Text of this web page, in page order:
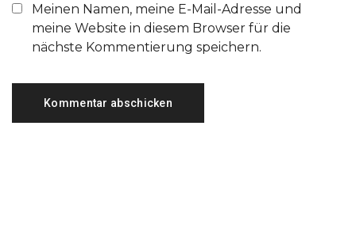
Meinen Namen, meine E-Mail-Adresse und
meine Website in diesem Browser für die
nächste Kommentierung speichern.